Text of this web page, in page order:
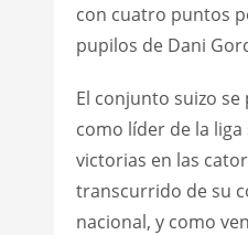
con cuatro puntos
pupilos de Dani
El conjunto suizo
como líder de la
victorias en las
transcurrido de su
nacional, y como